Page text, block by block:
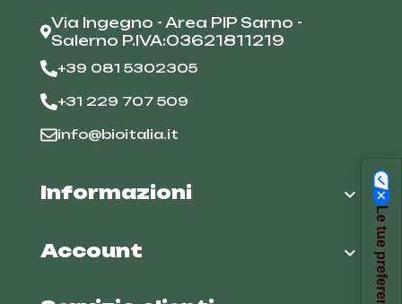
Via Ingegno - Area PIP Sarno -
Salerno P.IVA:03621811219
+39 081 5302305
+31 229 707 509
info@bioitalia.it
Informazioni 
Account 